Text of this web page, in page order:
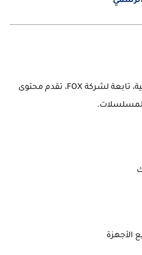
خدمة مجانية وقانونية، تابعة لشركة FOX، تقدم محتوى
الأجهزة